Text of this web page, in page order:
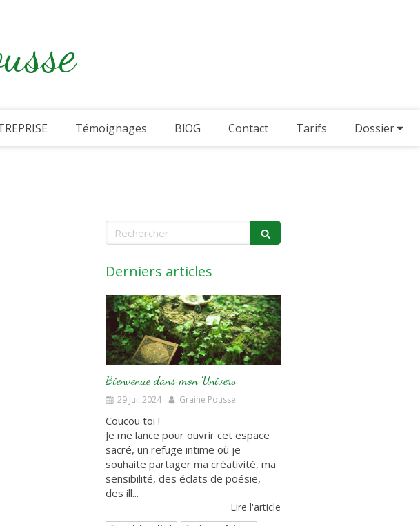
Témoignages BlOG Contact Tarifs Dossier
Rechercher
Derniers articles
Bienvenue dans mon Univers
29 Juil 2024 Graine Pousse
Coucou toi !
Je me lance pour ouvrir cet espace
sacré, un refuge intime où je
souhaite partager ma créativité, ma
sensibilité, des éclats de poésie,
des ill...
Lire l'article